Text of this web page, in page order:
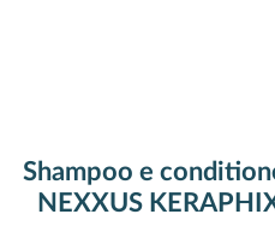
Shampoo e
NEXXUS